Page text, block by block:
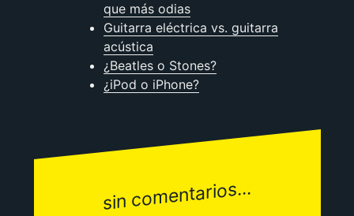
que más odias
Guitarra eléctrica vs. guitarra
acústica
¿Beatles o Stones?
¿iPod o iPhone?
sin comentarios...